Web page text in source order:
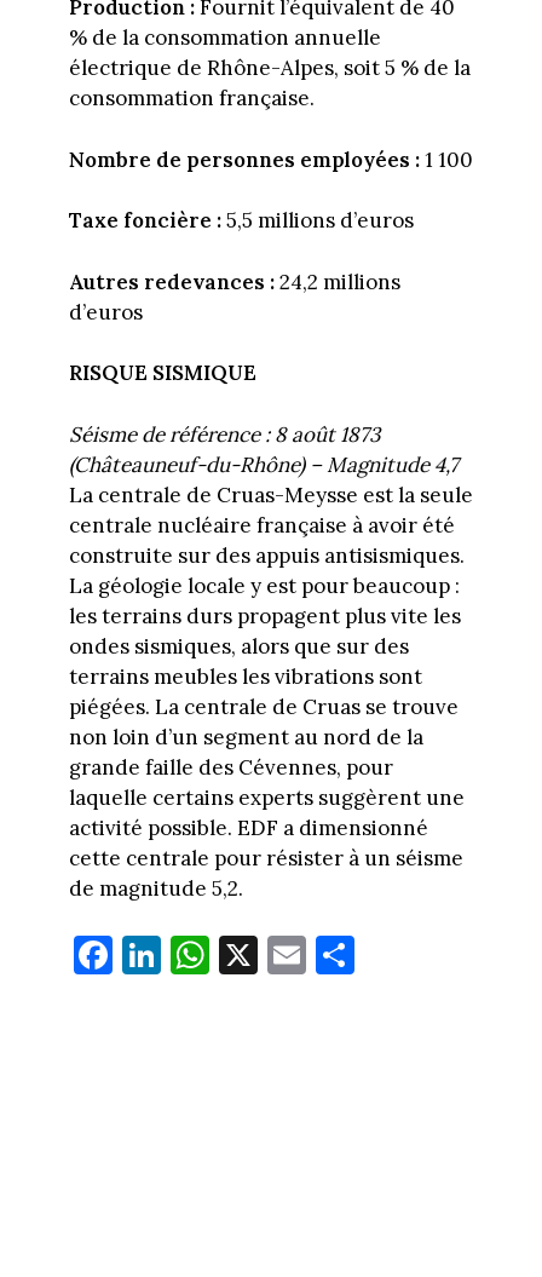
Production :Fournit l’équivalent de 40
% de la consommation annuelle
électrique de Rhône-Alpes, soit 5 % de la
consommation française.
Nombre de personnes employées :1 100
Taxe foncière :5,5 millions d’euros
Autres redevances :24,2 millions
d’euros
RISQUE SISMIQUE
Séisme de référence : 8 août 1873
(Châteauneuf-du-Rhône) – Magnitude 4,7
La centrale de Cruas-Meysse est la seule
centrale nucléaire française à avoir été
construite sur des appuis antisismiques.
La géologie locale y est pour beaucoup :
les terrains durs propagent plus vite les
ondes sismiques, alors que sur des
terrains meubles les vibrations sont
piégées. La centrale de Cruas se trouve
non loin d’un segment au nord de la
grande faille des Cévennes, pour
laquelle certains experts suggèrent une
activité possible. EDF a dimensionné
cette centrale pour résister à un séisme
de magnitude 5,2.
Fa
ce
Li
nk
W
ha
X E
m
Pa
rt